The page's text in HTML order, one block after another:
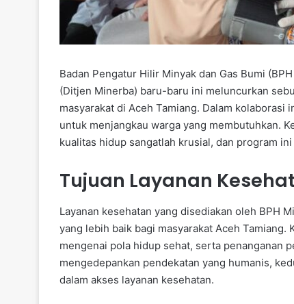
Badan Pengatur Hilir Minyak dan Gas Bumi
(Ditjen Minerba) baru-baru ini meluncurkan
masyarakat di Aceh Tamiang. Dalam
untuk menjangkau warga yang membutuhkan.
kualitas hidup sangatlah krusial, dan program
Tujuan Layanan
Layanan kesehatan yang disediakan oleh BPH
yang lebih baik bagi masyarakat Aceh
mengenai pola hidup sehat, serta penanganan
mengedepankan pendekatan yang humanis,
dalam akses layanan kesehatan.